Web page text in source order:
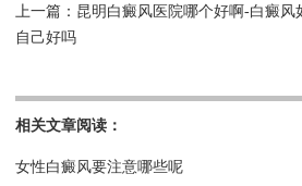
上一篇： 昆明白癜风医院哪个好啊-白癜风
自己好吗
相关文章阅读：
女性白癜风要注意哪些呢